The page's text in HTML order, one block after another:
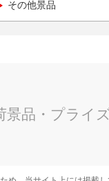
その他景品